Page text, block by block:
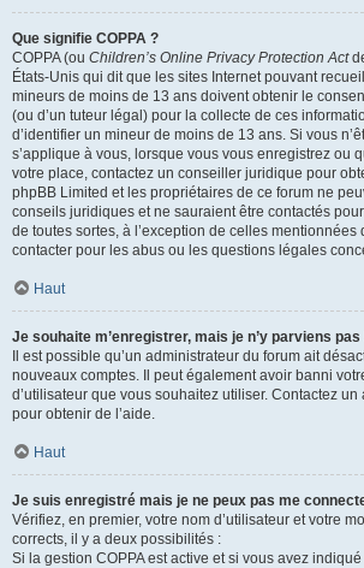
Que signifie COPPA ?
COPPA (ou Children’s Online Privacy Protection Act
États-Unis qui dit que les sites Internet pouvant
mineurs de moins de 13 ans doivent obtenir le
(ou d’un tuteur légal) pour la collecte de ces
d’identifier un mineur de moins de 13 ans. Si vous
s’applique à vous, lorsque vous vous enregistrez ou
votre place, contactez un conseiller juridique pour
phpBB Limited et les propriétaires de ce forum ne
conseils juridiques et ne sauraient être contactés
de toutes sortes, à l’exception de celles mentionnées
contacter pour les abus ou les questions légales
Haut
Je souhaite m’enregistrer, mais je n’y parviens pas
Il est possible qu’un administrateur du forum ait
nouveaux comptes. Il peut également avoir banni
d’utilisateur que vous souhaitez utiliser. Contactez
pour obtenir de l’aide.
Haut
Je suis enregistré mais je ne peux pas me
Vérifiez, en premier, votre nom d’utilisateur et votre
corrects, il y a deux possibilités :
Si la gestion COPPA est active et si vous avez